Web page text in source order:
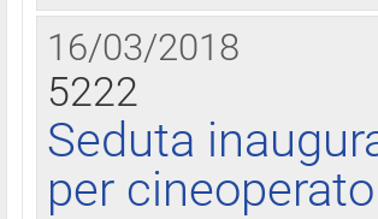
16/03/2018
5222
Seduta
per